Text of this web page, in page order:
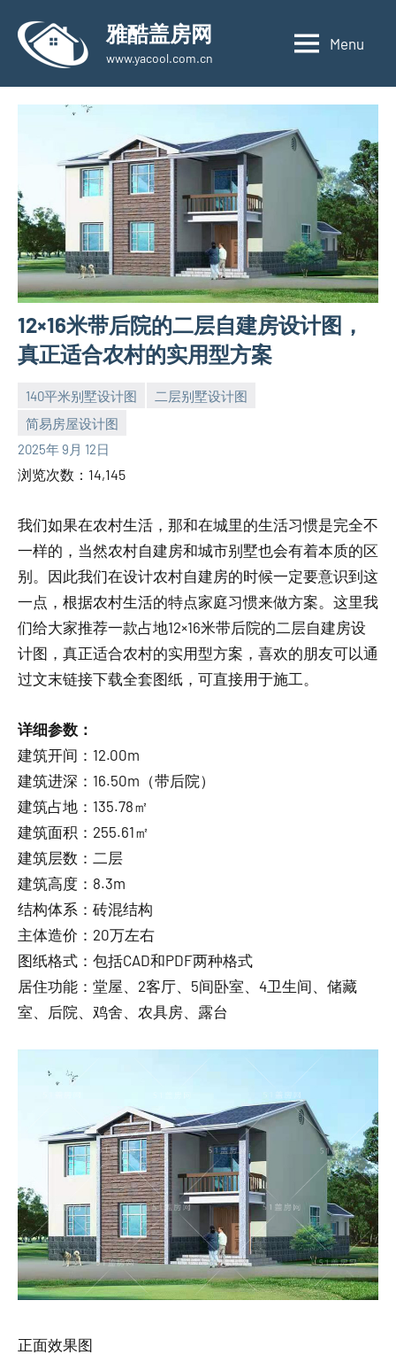
content
雅酷盖房网
www.yacool.com.cn
Menu
12×16米带后院的二层自建房设计图，
真正适合农村的实用型方案
140平米别墅设计图
二层别墅设计图
简易房屋设计图
2025年 9月 12日
yacool
浏览次数：14,145
我们如果在农村生活，那和在城里的生活习惯是完全不
一样的，当然农村自建房和城市别墅也会有着本质的区
别。因此我们在设计农村自建房的时候一定要意识到这
一点，根据农村生活的特点家庭习惯来做方案。这里我
们给大家推荐一款占地12×16米带后院的二层自建房设
计图，真正适合农村的实用型方案，喜欢的朋友可以通
过文末链接下载全套图纸，可直接用于施工。
详细参数：
建筑开间：12.00m
建筑进深：16.50m（带后院）
建筑占地：135.78㎡
建筑面积：255.61㎡
建筑层数：二层
建筑高度：8.3m
结构体系：砖混结构
主体造价：20万左右
图纸格式：包括CAD和PDF两种格式
居住功能：堂屋、2客厅、5间卧室、4卫生间、储藏
室、后院、鸡舍、农具房、露台
正面效果图